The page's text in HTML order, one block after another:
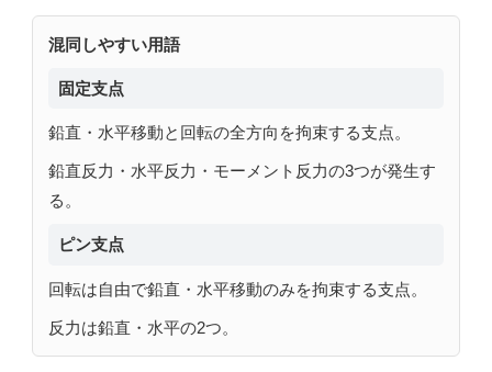
混同しやすい用語
固定支点
鉛直・水平移動と回転の全方向を拘束する支点。
鉛直反力・水平反力・モーメント反力の3つが発生す
る。
ピン支点
回転は自由で鉛直・水平移動のみを拘束する支点。
反力は鉛直・水平の2つ。